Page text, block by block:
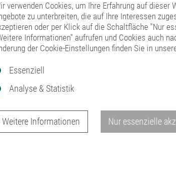
verwenden Cookies, um Ihre Erfahrung auf
zu unterbreiten, die auf Ihre Interessen
oder per Klick auf die Schaltfläche "Nur
Informationen" aufrufen und Cookies auch
der Cookie-Einstellungen finden Sie in
Essenziell
Analyse & Statistik
Weitere Informationen Nur essenzielle